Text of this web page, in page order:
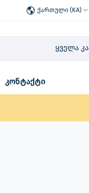
ქართული (KA)
ყველა
კონტაქტი